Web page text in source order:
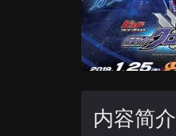
内容简介